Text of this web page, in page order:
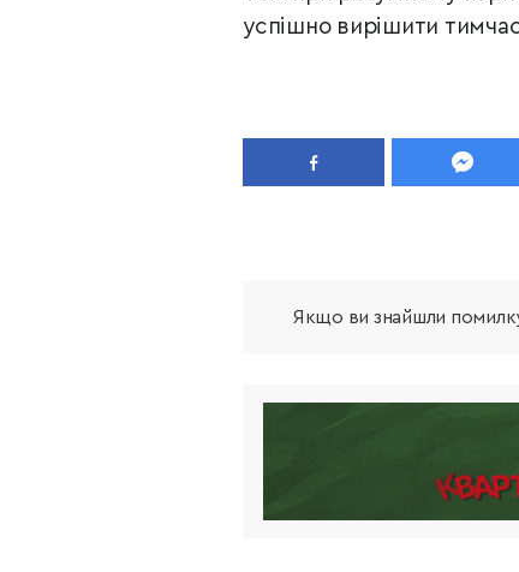
успішно вирішити
Якщо ви знайшли